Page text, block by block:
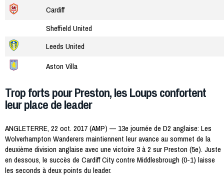
Cardiff
Sheffield United
Leeds United
Aston Villa
Trop forts pour Preston, les Loups confortent
leur place de leader
ANGLETERRE, 22 oct. 2017 (AMP) — 13e journée de D2 anglaise: Les
Wolverhampton Wanderers maintiennent leur avance au sommet de la
deuxième division anglaise avec une victoire 3 à 2 sur Preston (5e). Juste
en dessous, le succès de Cardiff City contre Middlesbrough (0-1) laisse
les seconds à deux points du leader.